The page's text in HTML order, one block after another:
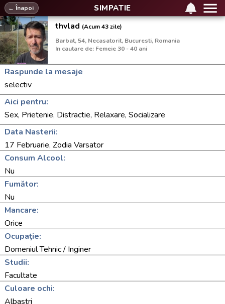
SIMPATIE
← Înapoi
thvlad (Acum 43 zile)
Barbat, 54, Necasatorit, Bucuresti, Romania
In cautare de: Femeie 30 - 40 ani
Raspunde la mesaje
selectiv
Aici pentru:
Sex, Prietenie, Distractie, Relaxare, Socializare
Data Nasterii:
17 Februarie, Zodia Varsator
Consum Alcool:
Nu
Fumător:
Nu
Mancare:
Orice
Ocupaţie:
Domeniul Tehnic / Inginer
Studii:
Facultate
Culoare ochi:
Albastri